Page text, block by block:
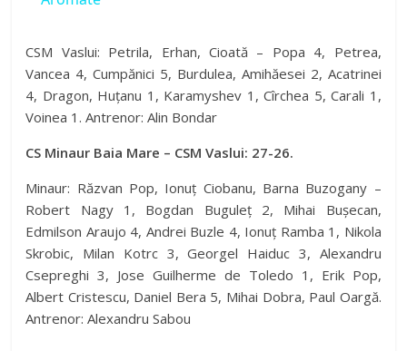
V
i
d
e
o
CSM Vaslui: Petrila, Erhan, Cioată – Popa 4, Petrea,
Vancea 4, Cumpănici 5, Burdulea, Amihăesei 2, Acatrinei
4, Dragon, Huțanu 1, Karamyshev 1, Cîrchea 5, Carali 1,
Voinea 1. Antrenor: Alin Bondar
CS Minaur Baia Mare – CSM Vaslui: 27-26.
Minaur: Răzvan Pop, Ionuț Ciobanu, Barna Buzogany –
Robert Nagy 1, Bogdan Buguleț 2, Mihai Bușecan,
Edmilson Araujo 4, Andrei Buzle 4, Ionuț Ramba 1, Nikola
Skrobic, Milan Kotrc 3, Georgel Haiduc 3, Alexandru
Csepreghi 3, Jose Guilherme de Toledo 1, Erik Pop,
Albert Cristescu, Daniel Bera 5, Mihai Dobra, Paul Oargă.
Antrenor: Alexandru Sabou